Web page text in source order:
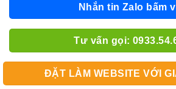
Nhắn tin Zalo bấm
Tư vấn gọi:
ĐẶT LÀM WEBSITE VỚI